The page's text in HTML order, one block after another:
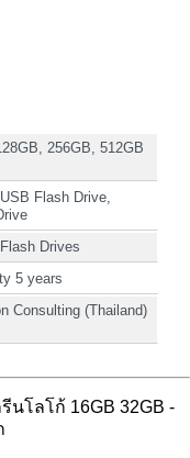
256GB, 512GB
Flash Drive,
Drives
5 years
Consulting (Thailand)
โลโก้ 16GB 32GB -